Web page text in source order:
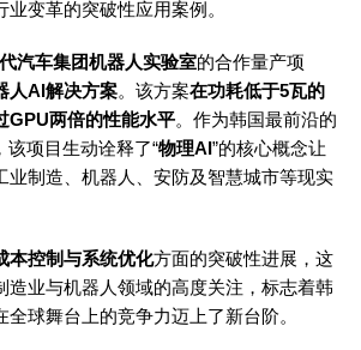
变革的突破性应用案例。
汽车集团机器人实验室的合作量产项
人AI解决方案。该方案在功耗低于5瓦的
GPU两倍的性能水平。作为韩国最前沿的
项目生动诠释了“物理AI”的核心概念让
业制造、机器人、安防及智慧城市等现实
本控制与系统优化方面的突破性进展，这
造业与机器人领域的高度关注，标志着韩
球舞台上的竞争力迈上了新台阶。